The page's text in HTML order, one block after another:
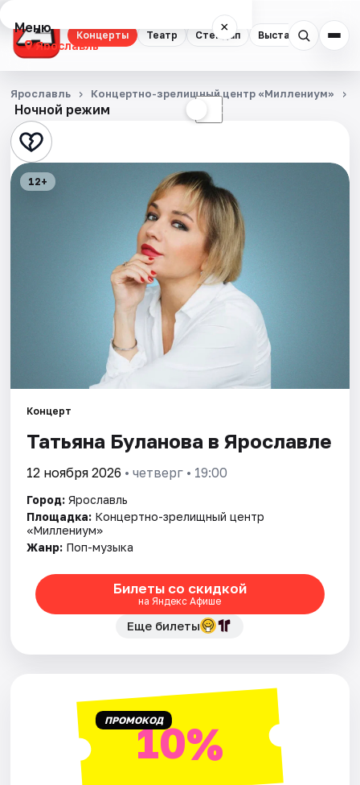
Концерты Театр Стендап Выставки
Меню ×
Ярославль
Концерты
Театр
Стендап
Артисты
Рейтинги
Ночной режим ☾
Ярославль Концертно-зрелищный центр «Миллениум»
12+
Концерт
Татьяна Буланова в Ярославле
12 ноября 2026 • четверг • 19:00
Город: Ярославль
Площадка: Концертно-зрелищный центр
«Миллениум»
Жанр: Поп-музыка
Билеты со скидкой
на Яндекс Афише
Еще билеты
ПРОМОКОД10%